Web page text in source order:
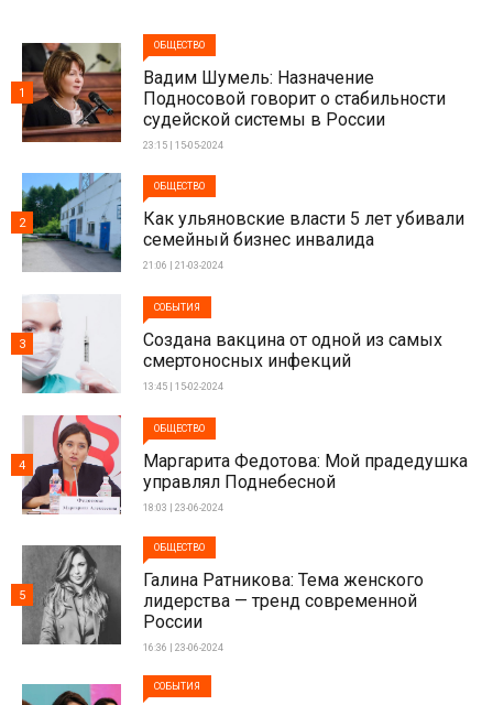
ОБЩЕСТВО
Вадим Шумель: Назначение
Подносовой говорит о стабильности
судейской системы в России
23:15 | 15-05-2024
1
ОБЩЕСТВО
Как ульяновские власти 5 лет убивали
семейный бизнес инвалида
21:06 | 21-03-2024
2
СОБЫТИЯ
Создана вакцина от одной из самых
смертоносных инфекций
13:45 | 15-02-2024
3
ОБЩЕСТВО
Маргарита Федотова: Мой прадедушка
управлял Поднебесной
18:03 | 23-06-2024
4
ОБЩЕСТВО
Галина Ратникова: Тема женского
лидерства — тренд современной
России
16:36 | 23-06-2024
5
СОБЫТИЯ